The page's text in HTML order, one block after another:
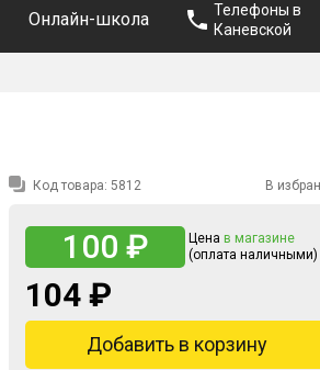
Онлайн-школа
Телефоны в
Каневской
Код товара: 5812 В
100 ₽ Цена в магазине
(оплата наличными)
104 ₽
Добавить в корзину